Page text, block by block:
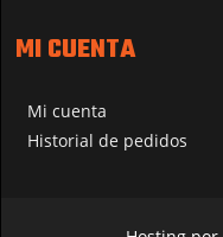
MI CUENTA
Mi cuenta
Historial de pedidos